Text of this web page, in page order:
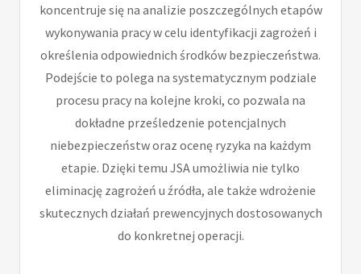
koncentruje się na analizie poszczególnych etapów
wykonywania pracy w celu identyfikacji zagrożeń i
określenia odpowiednich środków bezpieczeństwa.
Podejście to polega na systematycznym podziale
procesu pracy na kolejne kroki, co pozwala na
dokładne prześledzenie potencjalnych
niebezpieczeństw oraz ocenę ryzyka na każdym
etapie. Dzięki temu JSA umożliwia nie tylko
eliminację zagrożeń u źródła, ale także wdrożenie
skutecznych działań prewencyjnych dostosowanych
do konkretnej operacji.